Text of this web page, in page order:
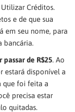
Créditos.
e de que sua
em seu nome, para
bancária.
passar de R$25. Ao
estará disponível a
que foi feita a
precisa estar
quitadas.